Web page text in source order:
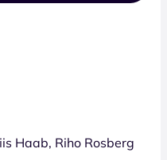
Haab, Riho Rosberg